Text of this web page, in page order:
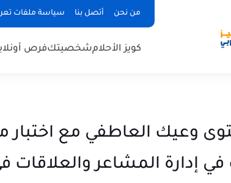
من نحن أتصل بنا سياسة ملفات
كويز الأحلامشخصيتكفرص
وعيك العاطفي مع اختبار
إدارة المشاعر والعلاقات